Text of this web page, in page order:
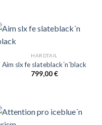
HARDTAIL
Aim slx fe slateblack´n´black
799,00€